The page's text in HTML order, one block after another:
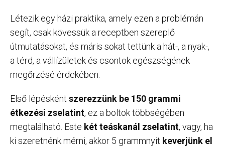
Létezik egy házi praktika, amely ezen a problémán
segít, csak kövessük a receptben szereplő
útmutatásokat, és máris sokat tettünk a hát-, a nyak-,
a térd, a vállízületek és csontok egészségének
megőrzésé érdekében.
Első lépésként szerezzünk be 150 grammi
étkezési zselatint, ez a boltok többségében
megtalálható. Este két teáskanál zselatint, vagy, ha
ki szeretnénk mérni, akkor 5 grammnyit keverjünk el